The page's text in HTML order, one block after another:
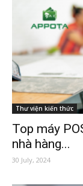
Thư viện kiến thức
Top máy
nhà hàng...
30 July, 2024